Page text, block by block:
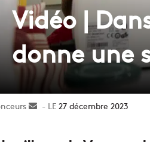
Vidéo |
donne une
Envoyer27 décembre 2023